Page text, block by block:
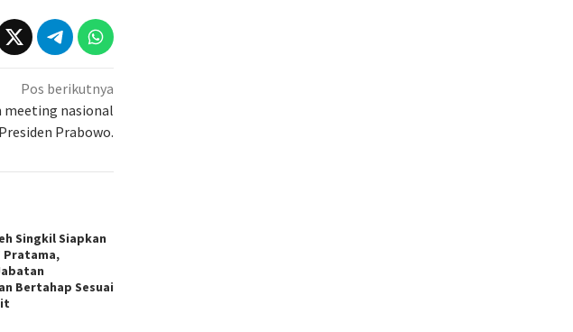
Pos berikutnya
meeting nasional
Prabowo.
Singkil Siapkan
Pratama,
Bertahap Sesuai